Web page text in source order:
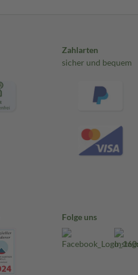
Zahlarten
sicher und bequem
Folge uns